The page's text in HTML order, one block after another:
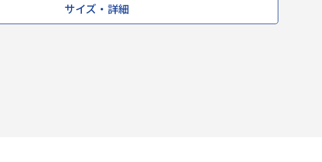
サイズ・詳細